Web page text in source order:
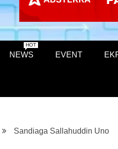
NEWS
HOT
EVENT
Sandiaga Sallahuddin Uno